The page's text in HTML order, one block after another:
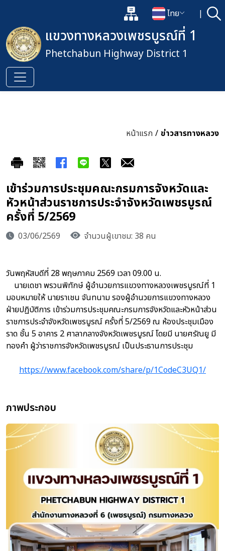
แผนผังเว็บไซต์
เปลี่ยนภาษา
ไทย | ค้
เปิดกล่องค้นหาข้อมูลหลักของเ
แขวงทางหลวงเพชรบูรณ์ที่ 1
Phetchabun Highway District 1
หน้าแรก / ข่าวสารทางหลวง
เข้าร่วมการประชุมคณะกรมการจังหวัดและ
หัวหน้าส่วนราชการประจำจังหวัดเพชรบูรณ์
ครั้งที่ 5/2569
03/06/2569 จำนวนผู้เขาชม: 38 คน
วันพฤหัสบดีที่ 28 พฤษภาคม 2569 เวลา 09.00 น.
นายเดชา พรวนพิทักษ์ ผู้อำนวยการแขวงทางหลวงเพชรบูรณ์ที่ 1
มอบหมายให้ นายราเชน จันทนาม รองผู้อำนวยการแขวงทางหลวง
ฝ่ายปฏิบัติการ เข้าร่วมการประชุมคณะกรมการจังหวัดและหัวหน้าส่วน
ราชการประจำจังหวัดเพชรบูรณ์ ครั้งที่ 5/2569 ณ ห้องประชุมเมือง
ราด ชั้น 5 อาคาร 2 ศาลากลางจังหวัดเพชรบูรณ์ โดยมี นายศรัณยู มี
ทองคำ ผู้ว่าราชการจังหวัดเพชรบูรณ์ เป็นประธานการประชุม
https://www.facebook.com/share/p/1CodeC3UQ1/
ภาพประกอบ